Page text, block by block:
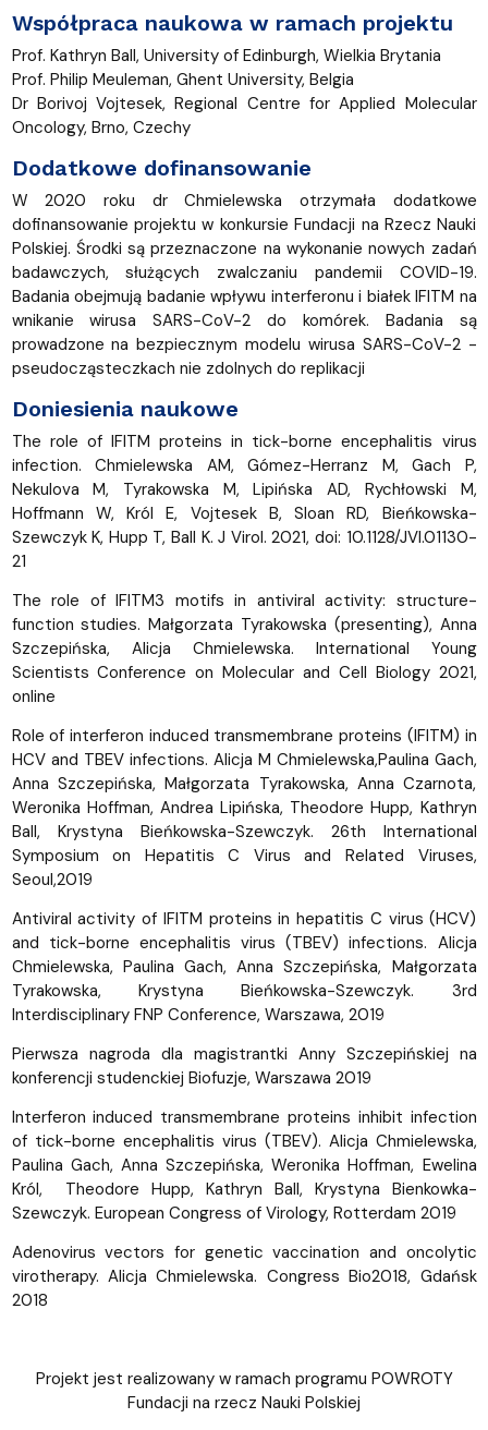
Współpraca naukowa w ramach projektu
Prof. Kathryn Ball, University of Edinburgh, Wielkia Brytania
Prof. Philip Meuleman, Ghent University, Belgia
Dr Borivoj Vojtesek, Regional Centre for Applied Molecular
Oncology, Brno, Czechy
Dodatkowe dofinansowanie
W 2020 roku dr Chmielewska otrzymała dodatkowe
dofinansowanie projektu w konkursie Fundacji na Rzecz Nauki
Polskiej. Środki są przeznaczone na wykonanie nowych zadań
badawczych, służących zwalczaniu pandemii COVID-19.
Badania obejmują badanie wpływu interferonu i białek IFITM na
wnikanie wirusa SARS-CoV-2 do komórek. Badania są
prowadzone na bezpiecznym modelu wirusa SARS-CoV-2 -
pseudocząsteczkach nie zdolnych do replikacji
Doniesienia naukowe
The role of IFITM proteins in tick-borne encephalitis virus
infection. Chmielewska AM, Gómez-Herranz M, Gach P,
Nekulova M, Tyrakowska M, Lipińska AD, Rychłowski M,
Hoffmann W, Król E, Vojtesek B, Sloan RD, Bieńkowska-
Szewczyk K, Hupp T, Ball K. J Virol. 2021, doi: 10.1128/JVI.01130-
21
The role of IFITM3 motifs in antiviral activity: structure-
function studies. Małgorzata Tyrakowska (presenting), Anna
Szczepińska, Alicja Chmielewska. International Young
Scientists Conference on Molecular and Cell Biology 2021,
online
Role of interferon induced transmembrane proteins (IFITM) in
HCV and TBEV infections. Alicja M Chmielewska,Paulina Gach,
Anna Szczepińska, Małgorzata Tyrakowska, Anna Czarnota,
Weronika Hoffman, Andrea Lipińska, Theodore Hupp, Kathryn
Ball, Krystyna Bieńkowska-Szewczyk. 26th International
Symposium on Hepatitis C Virus and Related Viruses,
Seoul,2019
Antiviral activity of IFITM proteins in hepatitis C virus (HCV)
and tick-borne encephalitis virus (TBEV) infections. Alicja
Chmielewska, Paulina Gach, Anna Szczepińska, Małgorzata
Tyrakowska, Krystyna Bieńkowska-Szewczyk. 3rd
Interdisciplinary FNP Conference, Warszawa, 2019
Pierwsza nagroda dla magistrantki Anny Szczepińskiej na
konferencji studenckiej Biofuzje, Warszawa 2019
Interferon induced transmembrane proteins inhibit infection
of tick-borne encephalitis virus (TBEV). Alicja Chmielewska,
Paulina Gach, Anna Szczepińska, Weronika Hoffman, Ewelina
Król, Theodore Hupp, Kathryn Ball, Krystyna Bienkowka-
Szewczyk. European Congress of Virology, Rotterdam 2019
Adenovirus vectors for genetic vaccination and oncolytic
virotherapy. Alicja Chmielewska. Congress Bio2018, Gdańsk
2018
Projekt jest realizowany w ramach programu POWROTY
Fundacji na rzecz Nauki Polskiej